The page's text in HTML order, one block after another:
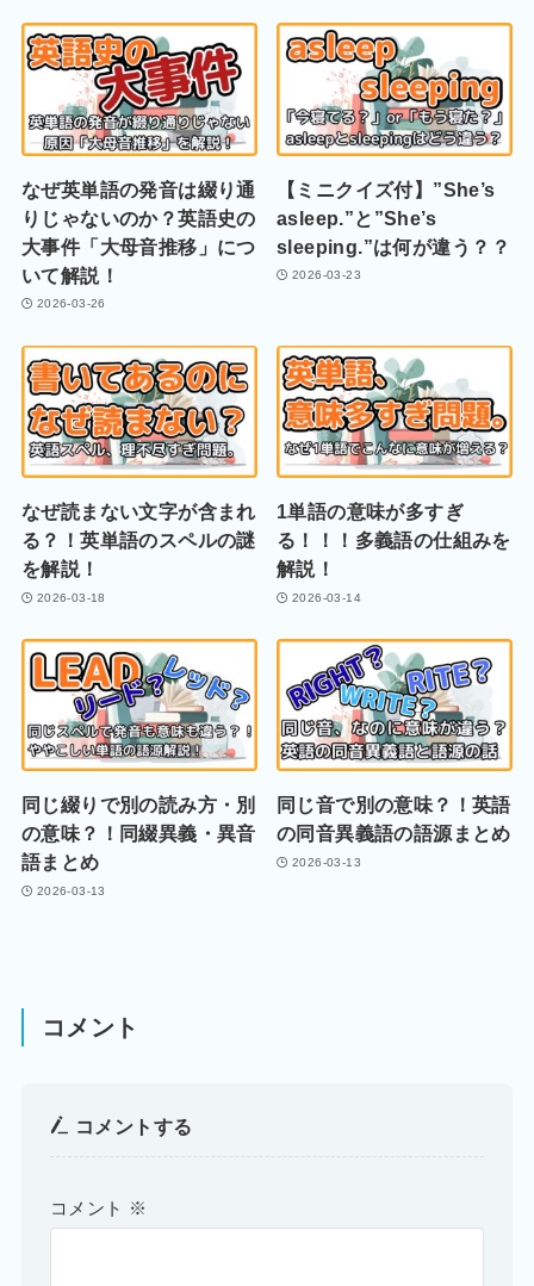
なぜ英単語の発音は綴り通
りじゃないのか？英語史の
大事件「大母音推移」につ
いて解説！
2026-03-26
【ミニクイズ付】”She’s
asleep.”と”She’s
sleeping.”は何が違う？？
2026-03-23
なぜ読まない文字が含まれ
る？！英単語のスペルの謎
を解説！
2026-03-18
1単語の意味が多すぎ
る！！！多義語の仕組みを
解説！
2026-03-14
同じ綴りで別の読み方・別
の意味？！同綴異義・異音
語まとめ
2026-03-13
同じ音で別の意味？！英語
の同音異義語の語源まとめ
2026-03-13
コメント
コメントする
コメント ※